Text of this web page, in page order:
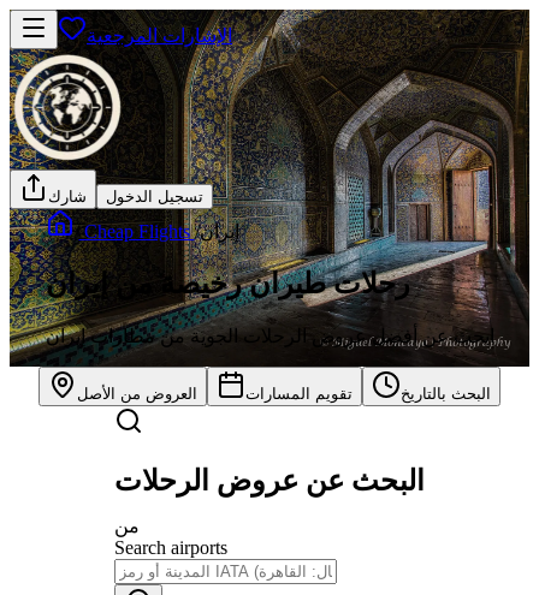
الإشارات المرجعية
شارك تسجيل الدخول
/Cheap Flights/إيران
رحلات طيران رخيصة من إيران
ابحث عن أفضل عروض الرحلات الجوية من مطارات إيران
العروض من الأصل تقويم المسارات البحث بالتاريخ
البحث عن عروض الرحلات
من
Search airports